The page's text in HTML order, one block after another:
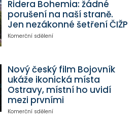
Ridera Bohemia: žádné
porušení na naší straně.
Jen nezákonné šetření ČIŽP
Komerční sdělení
Nový český film Bojovník
ukáže ikonická místa
Ostravy, místní ho uvidí
mezi prvními
Komerční sdělení